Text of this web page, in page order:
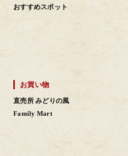
おすすめスポット
お買い物
直売所 みどりの風
Family Mart